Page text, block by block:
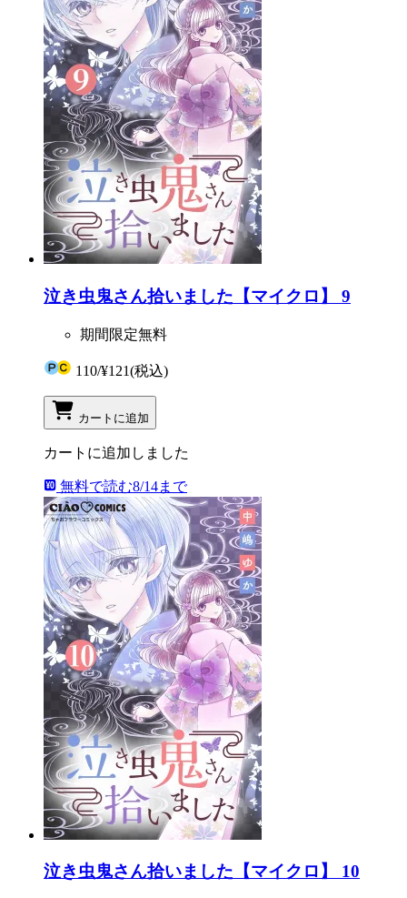
泣き虫鬼さん拾いました【マイクロ】 9
期間限定無料
110/¥121(税込)
カートに追加
カートに追加しました
無料で読む8/14まで
泣き虫鬼さん拾いました【マイクロ】 10